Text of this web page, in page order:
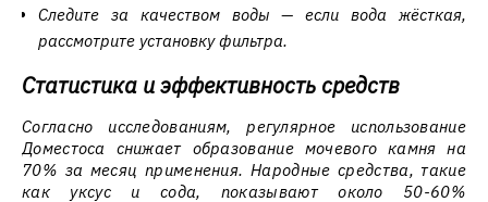
Следите за качеством воды — если вода жёсткая,
рассмотрите установку фильтра.
Статистика и эффективность средств
Согласно исследованиям, регулярное использование
Доместоса снижает образование мочевого камня на
70% за месяц применения. Народные средства, такие
как уксус и сода, показывают около 50-60%